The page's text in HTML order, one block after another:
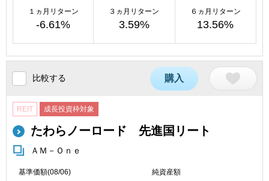
１ヵ月リターン
-6.61%
３ヵ月リターン
3.59%
６ヵ月リターン
13.56%
比較する 購入
REIT 成長投資枠対象
たわらノーロード 先進国リート
ＡＭ－Ｏｎｅ
基準価額(08/06) 純資産額